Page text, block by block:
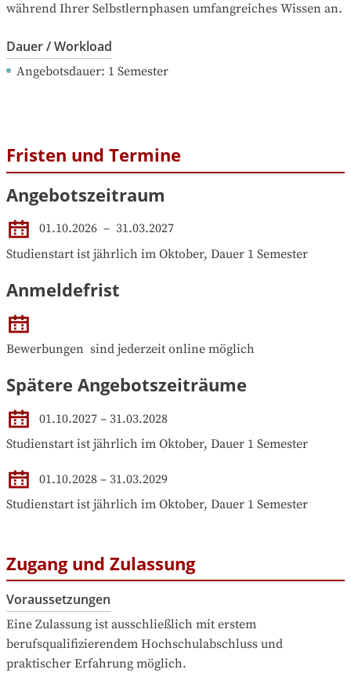
während Ihrer Selbstlernphasen umfangreiches Wissen an.
Dauer / Workload
Angebotsdauer: 1 Semester
Fristen und Termine
Angebotszeitraum
01.10.2026 – 31.03.2027
Studienstart ist jährlich im Oktober, Dauer 1 Semester
Anmeldefrist
Bewerbungen  sind jederzeit online möglich
Spätere Angebotszeiträume
01.10.2027 – 31.03.2028
Studienstart ist jährlich im Oktober, Dauer 1 Semester
01.10.2028 – 31.03.2029
Studienstart ist jährlich im Oktober, Dauer 1 Semester
Zugang und Zulassung
Voraussetzungen
Eine Zulassung ist ausschließlich mit erstem
berufsqualifizierendem Hochschulabschluss und
praktischer Erfahrung möglich.